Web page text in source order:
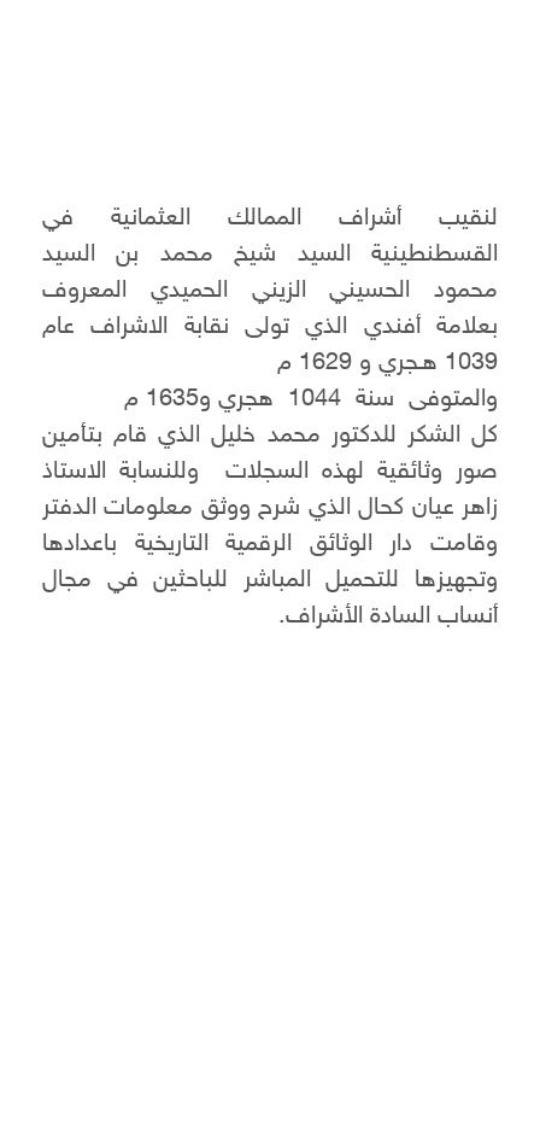
لنقيب أشراف الممالك العثمانية في
القسطنطينية السيد شيخ محمد بن السيد
محمود الحسيني الزيني الحميدي المعروف
بعلامة أفندي الذي تولى نقابة الاشراف عام
1039 هـجري و 1629 م
والمتوفى سنة 1044 هجري و1635 م
كل الشكر للدكتور محمد خليل الذي قام بتأمين
صور وثائقية لهذه السجلات وللنسابة الاستاذ
زاهر عيان كحال الذي شرح ووثق معلومات الدفتر
وقامت دار الوثائق الرقمية التاريخية باعدادها
وتجهيزها للتحميل المباشر للباحثين في مجال
أنساب السادة الأشراف.